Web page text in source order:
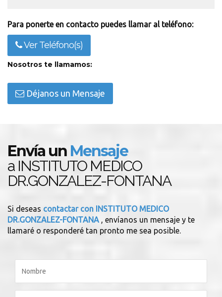
Para ponerte en contacto puedes llamar al teléfono:
Ver Teléfono(s)
Nosotros te llamamos:
Déjanos un Mensaje
Envía un Mensaje
a INSTITUTO MEDICO
DR.GONZALEZ-FONTANA
Si deseas contactar con INSTITUTO MEDICO
DR.GONZALEZ-FONTANA , envíanos un mensaje y te
llamaré o responderé tan pronto me sea posible.